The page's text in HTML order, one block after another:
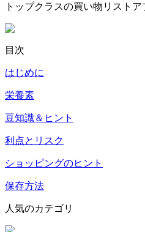
トップクラスの買い物リスト
目次
はじめに
栄養素
豆知識＆ヒント
利点とリスク
ショッピングのヒント
保存方法
人気のカテゴリ